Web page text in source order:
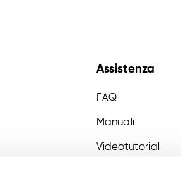
Assistenza
FAQ
Manuali
Videotutorial